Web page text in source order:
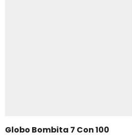
Globo Bombita 7 Con 100